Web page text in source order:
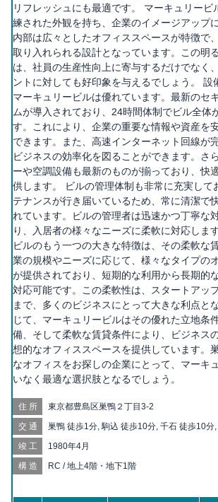
リフレッシュにも最適です。 マーキュリービ
練された外観を持ち、企業のイメージアップ
内部は広々としたオフィススペースが特徴で
取り入れられる設計となっています。この明
は、社員の生産性向上に寄与するだけでなく
ントに対しても好印象を与えるでしょう。 設
マーキュリービルは優れています。最新のセ
ムが導入されており、24時間体制でビル全体
す。これにより、企業の重要な情報や資産を
できます。また、高速インターネット回線が
ビジネスの効率化を図ることができます。さ
ーや空調設備も最新のものが揃っており、快
供します。 ビルの管理体制も非常に充実して
テナンスが行き届いているため、常に清潔で
れています。ビルの管理者は迅速かつ丁寧な
り、入居者の様々なニーズに柔軟に対応しま
ビルのもう一つの大きな特徴は、その柔軟な
業の規模やニーズに応じて、様々なタイプの
が提供されており、短期的な利用から長期的
対応可能です。この柔軟性は、スタートアッ
まで、多くのビジネスにとって大きな利点と
じて、マーキュリービルはその優れた立地条
備、そして柔軟な賃貸条件により、ビジネス
想的なオフィススペースを提供しています。
なオフィスをお探しの企業にとって、マーキ
いなく最適な選択肢となるでしょう。
住所 東京都豊島区巣鴨２丁目3-2
交通
巣鴨 徒歩1分, 駒込 徒歩10分, 千石 徒歩10分,
徒歩14分, 西ヶ原四丁目 徒歩16分, 新大塚 徒
17分, 西ヶ原 徒歩17分, 向原 徒歩18分, 滝野
竣工 1980年4月
構造 RC / 地上4階・地下1階